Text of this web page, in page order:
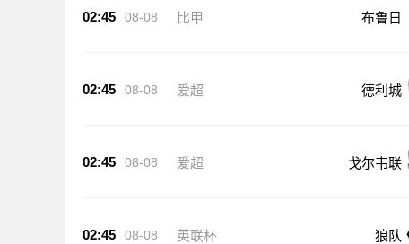
02:45 08-08 比甲 布鲁日
02:45 08-08 爱超 德利城
02:45 08-08 爱超 戈尔韦联
02:45 08-08 英联杯 狼队